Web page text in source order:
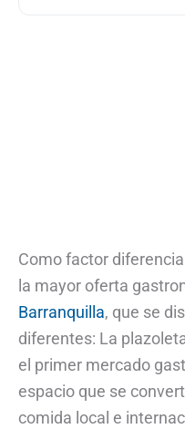
Como factor
la mayor oferta
Barranquilla, que se
diferentes: La
el primer mercado
espacio que se
comida local e